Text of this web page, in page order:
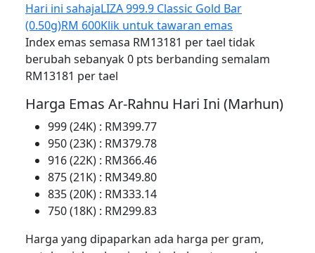
Hari ini sahajaLIZA 999.9 Classic Gold Bar
(0.50g)RM 600Klik untuk tawaran emas
Index emas semasa RM13181 per tael tidak
berubah sebanyak 0 pts berbanding semalam
RM13181 per tael
Harga Emas Ar-Rahnu Hari Ini (Marhun)
999 (24K) : RM399.77
950 (23K) : RM379.78
916 (22K) : RM366.46
875 (21K) : RM349.80
835 (20K) : RM333.14
750 (18K) : RM299.83
Harga yang dipaparkan ada harga per gram,